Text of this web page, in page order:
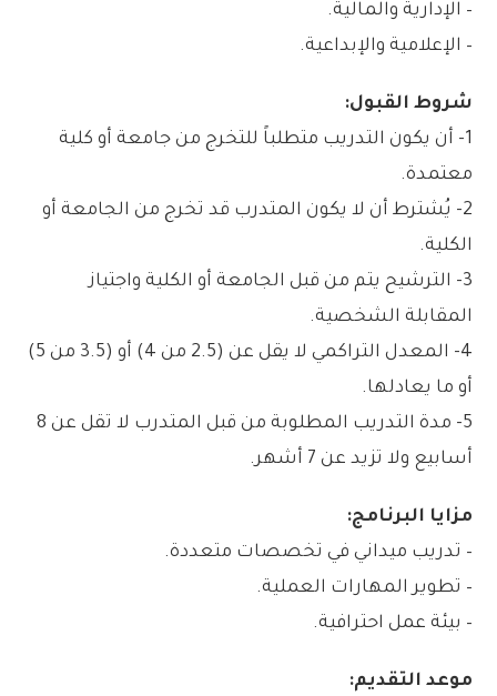
– الإدارية والمالية.
– الإعلامية والإبداعية.
شروط القبول:
1- أن يكون التدريب متطلباً للتخرج من جامعة أو كلية
معتمدة.
2- يُشترط أن لا يكون المتدرب قد تخرج من الجامعة أو
الكلية.
3- الترشيح يتم من قبل الجامعة أو الكلية واجتياز
المقابلة الشخصية.
4- المعدل التراكمي لا يقل عن (2.5 من 4) أو (3.5 من 5)
أو ما يعادلها.
5- مدة التدريب المطلوبة من قبل المتدرب لا تقل عن 8
أسابيع ولا تزيد عن 7 أشهر.
مزايا البرنامج:
– تدريب ميداني في تخصصات متعددة.
– تطوير المهارات العملية.
– بيئة عمل احترافية.
موعد التقديم: